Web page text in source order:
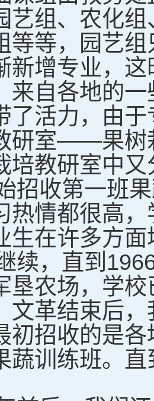
艺组、农化
等等，园艺
新增专业，
来自各地的
了活力，由
研室——果树
培教研室中
招收第一班
热情都很高
生在许多方
续，直到
垦农场，学
文革结束后
初招收的是
蔬训练班。